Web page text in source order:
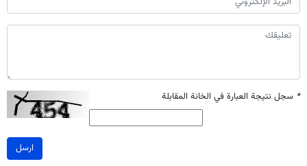
* سجل نتيجة العبارة في الخانة المقابلة
ارسل